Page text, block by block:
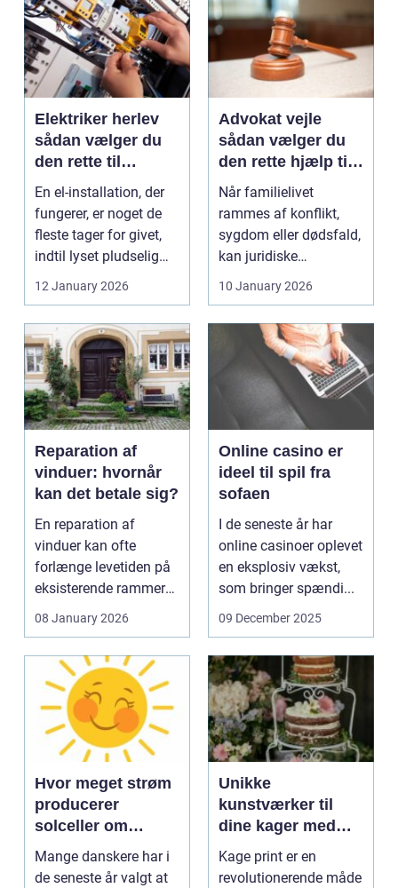
Elektriker herlev
sådan vælger du
den rette til
opgaven
En el-installation, der
fungerer, er noget de
fleste tager for givet,
indtil lyset pludselig
går, el...
12 January 2026
Advokat vejle
sådan vælger du
den rette hjælp til
familien
Når familielivet
rammes af konflikt,
sygdom eller dødsfald,
kan juridiske
spørgsmål hurtigt
10 January 2026
Reparation af
vinduer: hvornår
kan det betale sig?
En reparation af
vinduer kan ofte
forlænge levetiden på
eksisterende rammer
og glas med ...
08 January 2026
Online casino er
ideel til spil fra
sofaen
I de seneste år har
online casinoer oplevet
en eksplosiv vækst,
som bringer spændi...
09 December 2025
Hvor meget strøm
producerer
solceller om
vinteren?
Mange danskere har i
de seneste år valgt at
Unikke
kunstværker til
dine kager med
kage print
Kage print er en
revolutionerende måde